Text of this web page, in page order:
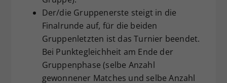
Der/die Gruppenerste steigt in die
Finalrunde auf, für die beiden
Gruppenletzten ist das Turnier beendet.
Bei Punktegleichheit am Ende der
Gruppenphase (selbe Anzahl
gewonnener Matches und selbe Anzahl